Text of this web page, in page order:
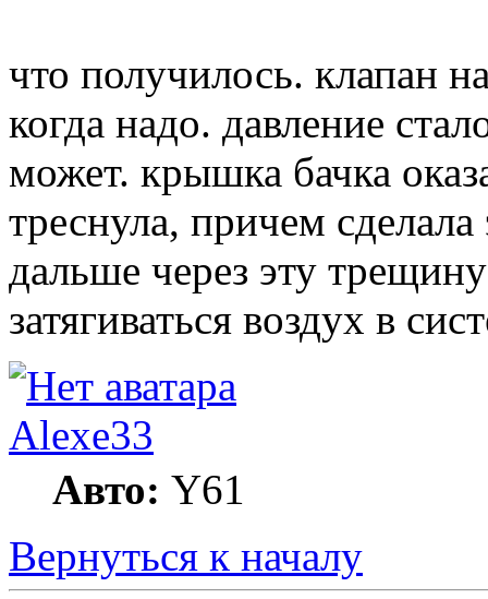
что получилось. клапан
когда надо. давление
может. крышка бачка
треснула, причем
дальше через эту
затягиваться воздух в
Alexe33
Авто: Y61
Вернуться к началу